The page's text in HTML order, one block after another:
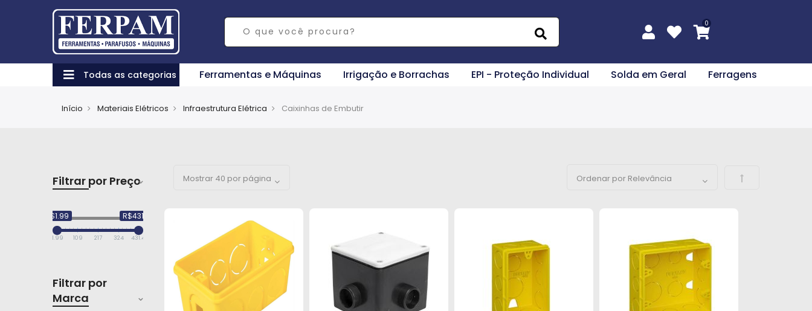
Todas as categorias Ferramentas e Máquinas Irrigação e Borrachas EPI - Proteção Individual Solda em Geral Ferragens
Início Materiais Elétricos Infraestrutura Elétrica Caixinhas de Embutir
Definir Direção
Filtrar por Preço
R$1.99 R$431.43
1.99 109 217 324 431.43
Filtrar por
Marca